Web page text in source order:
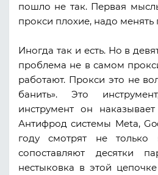
пошло не так. Первая
прокси плохие, надо менять
Иногда так и есть. Но в
проблема не в самом
работают. Прокси это не
банить». Это
инструмент он наказывает
Антифрод системы Meta,
году смотрят не
сопоставляют десятки
нестыковка в этой